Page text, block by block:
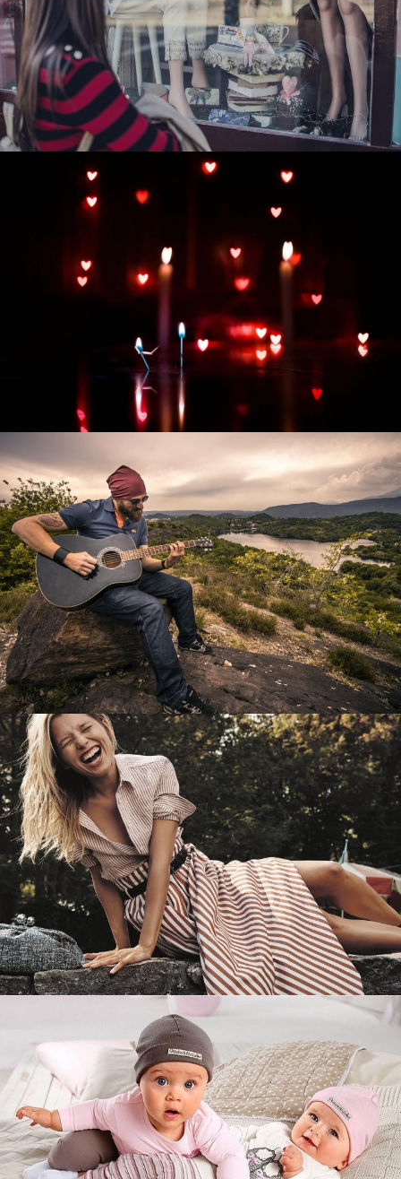
Развитие и поддержка интернет-
витрины StepClub
Смотреть проект
Развитие интернет-магазина "Всё для
праздника"
Смотреть проект
Перевод интернет-магазина
Guitaramania.ru на 1С-Битрикс
Смотреть проект
Имиджевый сайт для сети магазинов
Soho Project
Смотреть проект
Увеличили выручку интернет-
магазину topdatop.ru на 25%!